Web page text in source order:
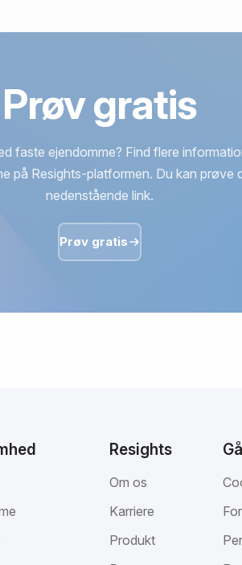
Prøv gratis
faste ejendomme? Find flere
på Resights-platformen. Du kan prøve
nedenstående link.
Prøv gratis
Resights
Om os
Karriere
Produkt